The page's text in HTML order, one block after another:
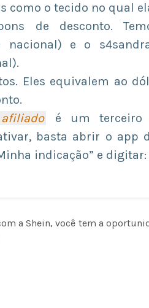
como o tecido no qual
de desconto.
nacional) e o
Eles equivalem ao
é um terceiro
basta abrir o app
indicação” e digitar:
a Shein, você tem a